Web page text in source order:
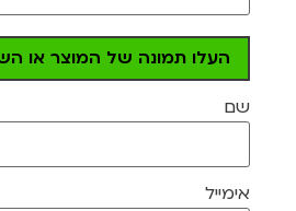
העלו תמונה של המוצר או
שם
אימייל